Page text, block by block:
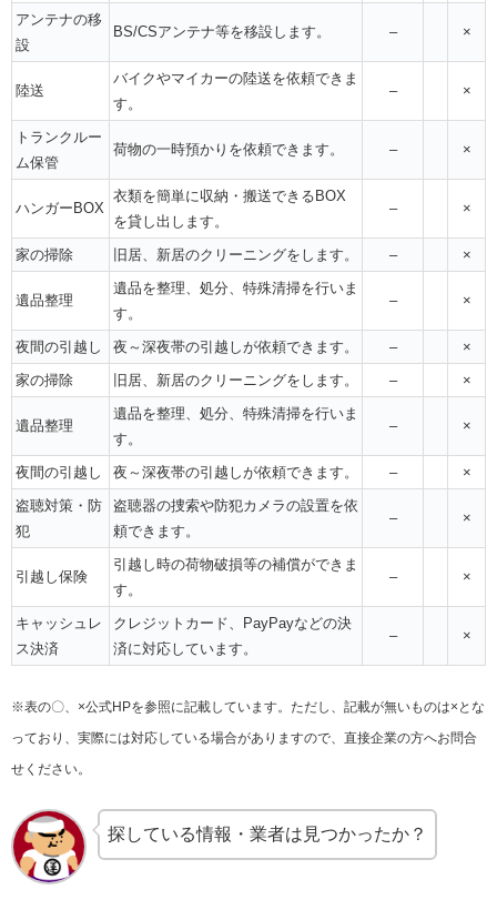
アンテナの移
設
BS/CSアンテナ等を移設します。 – ×
陸送
バイクやマイカーの陸送を依頼できま
す。
– ×
トランクルー
ム保管
荷物の一時預かりを依頼できます。 – ×
ハンガーBOX
衣類を簡単に収納・搬送できるBOX
を貸し出します。
– ×
家の掃除 旧居、新居のクリーニングをします。 – ×
遺品整理
遺品を整理、処分、特殊清掃を行いま
す。
– ×
夜間の引越し 夜～深夜帯の引越しが依頼できます。 –
×
家の掃除
旧居、新居のクリーニングをします。 – ×
遺品整理
遺品を整理、処分、特殊清掃を行いま
す。
– ×
夜間の引越し 夜～深夜帯の引越しが依頼できます。 –
×
盗聴対策・防
犯
盗聴器の捜索や防犯カメラの設置を依
頼できます。
– ×
引越し保険
引越し時の荷物破損等の補償ができま
す。
– ×
キャッシュレ
ス決済
クレジットカード、PayPayなどの決
済に対応しています。
– ×
※表の〇、×公式HPを参照に記載しています。ただし、記載が無いものは×とな
っており、実際には対応している場合がありますので、直接企業の方へお問合
せください。
探している情報・業者は見つかったか？